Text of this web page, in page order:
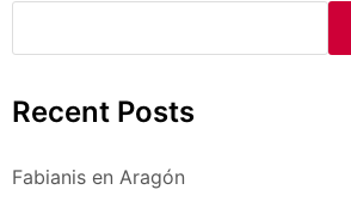
Recent Posts
Fabianis en Aragón